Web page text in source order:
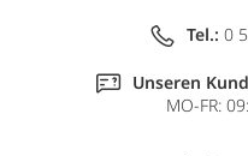
Tel.: 0
Unseren
MO-FR: